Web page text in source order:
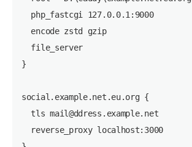
  php_fastcgi 127.0.0.1:9000
  encode zstd gzip
  file_server
}
social.example.net.eu.org {
  tls mail@ddress.example.net
  reverse_proxy localhost:3000